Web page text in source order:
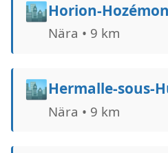
🏙️Horion-
Nära • 9 km
🏙️Hermalle-sous-
Nära • 9 km